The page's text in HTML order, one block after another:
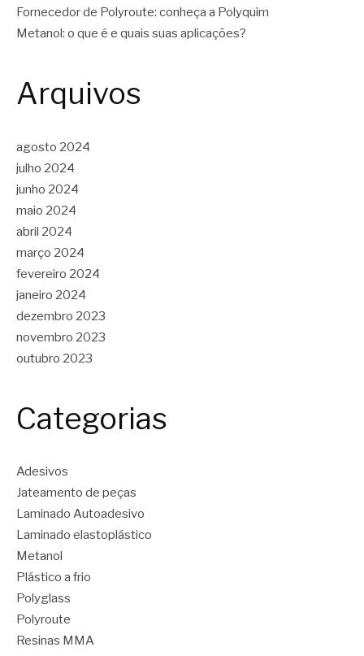
Fornecedor de Polyroute: conheça a Polyquim
Metanol: o que é e quais suas aplicações?
Arquivos
agosto 2024
julho 2024
junho 2024
maio 2024
abril 2024
março 2024
fevereiro 2024
janeiro 2024
dezembro 2023
novembro 2023
outubro 2023
Categorias
Adesivos
Jateamento de peças
Laminado Autoadesivo
Laminado elastoplástico
Metanol
Plástico a frio
Polyglass
Polyroute
Resinas MMA